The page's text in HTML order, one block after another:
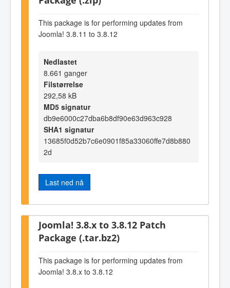
This package is for performing updates from
Joomla! 3.8.11 to 3.8.12
Nedlastet
8.661 ganger
Filstørrelse
292,58 kB
MD5 signatur
db9e6000c27dba6b8df90e63d963c928
SHA1 signatur
13685f0d52b7c6e0901f85a33060ffe7d8b880
2d
Last ned nå
Joomla! 3.8.x to 3.8.12 Patch
Package (.tar.bz2)
This package is for performing updates from
Joomla! 3.8.x to 3.8.12